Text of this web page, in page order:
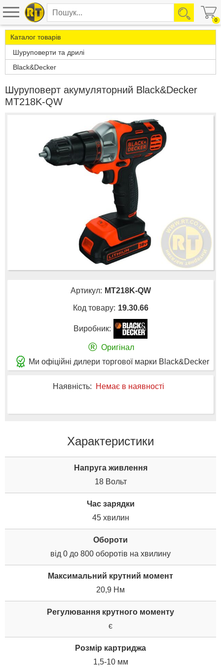
0
Каталог товарів
Шуруповерти та дрилі
Black&Decker
Шуруповерт акумуляторний Black&Decker
MT218K-QW
Артикул: MT218K-QW
Код товару: 19.30.66
Виробник:
® Оригінал
Ми офіційні дилери торгової марки Black&Decker
Наявність: Немає в наявності
Характеристики
Напруга живлення
18 Вольт
Час зарядки
45 хвилин
Обороти
від 0 до 800 оборотів на хвилину
Максимальний крутний момент
20,9 Нм
Регулювання крутного моменту
є
Розмір картриджа
1,5-10 мм